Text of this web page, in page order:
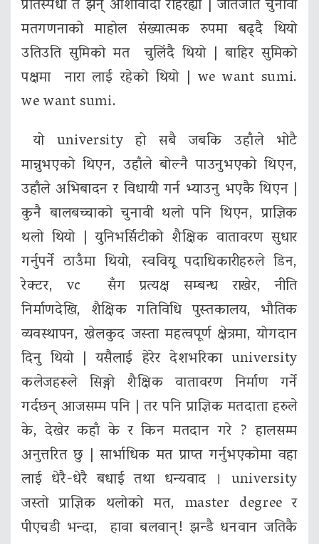
प्रतिस्पर्धी त झन् आशावादी रहिरह्यो | जतिजति चुनावी
मतगणनाको माहोल संख्यात्मक रुपमा बढ्दै थियो
उतिउति सुमिको मत चुलिंदै थियो | बाहिर सुमिको
पक्षमा नारा लाई रहेको थियो | we want sumi.
we want sumi.
यो university हो सबै जबकि उहाँले भोटै
मान्नुभएको थिएन, उहाँले बोल्नै पाउनुभएको थिएन,
उहाँले अभिबादन र विधायी गर्न भ्याउनु भएकै थिएन |
कुनै बालबच्चाको चुनावी थलो पनि थिएन, प्राज्ञिक
थलो थियो | युनिभर्सिटीको शैक्षिक वातावरण सुधार
गर्नुपर्ने ठाउँमा थियो, स्ववियू पदाधिकारीहरुले डिन,
रेक्टर, vc सँग प्रत्यक्ष सम्बन्ध राखेर, नीति
निर्माणदेखि, शैक्षिक गतिविधि पुस्तकालय, भौतिक
व्यवस्थापन, खेलकुद जस्ता महत्वपूर्ण क्षेत्रमा, योगदान
दिनु थियो | यसैलाई हेरेर देशभरिका university
कलेजहरूले सिङ्गो शैक्षिक वातावरण निर्माण गर्ने
गर्दछन् आजसम्म पनि | तर पनि प्राज्ञिक मतदाता हरुले
के, देखेर कहाँ के र किन मतदान गरे ? हालसम्म
अनुत्तरित छु | सार्भाधिक मत प्राप्त गर्नुभएकोमा वहा
लाई धेरै-धेरै बधाई तथा धन्यवाद । university
जस्तो प्राज्ञिक थलोको मत, master degree र
पीएचडी भन्दा, हावा बलवान्! झन्डै धनवान जतिकै